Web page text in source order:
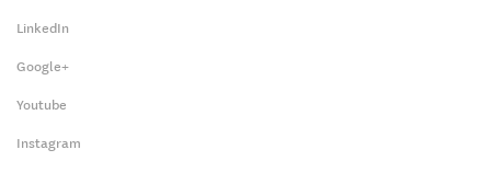
LinkedIn
Google+
Youtube
Instagram